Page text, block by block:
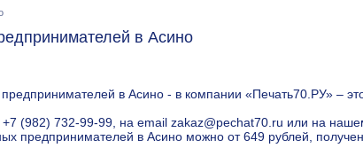
в Асино
в Асино - в компании «Печать70.РУ» –
(982) 732-99-99, на email zakaz@pechat70.ru или на
предпринимателей в Асино можно от 649 рублей,